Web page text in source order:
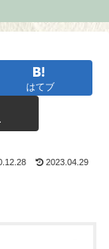
はてブ
2023.04.29